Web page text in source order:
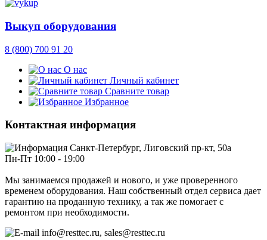
Выкуп оборудования
8 (800) 700 91 20
О нас
Личный кабинет
Сравните товар
Избранное
Контактная информация
Санкт-Петербург, Лиговский пр-кт, 50а
Пн-Пт 10:00 - 19:00
Мы занимаемся продажей и нового, и уже проверенного
временем оборудования. Наш собственный отдел сервиса дает
гарантию на проданную технику, а так же помогает с
ремонтом при необходимости.
info@resttec.ru, sales@resttec.ru